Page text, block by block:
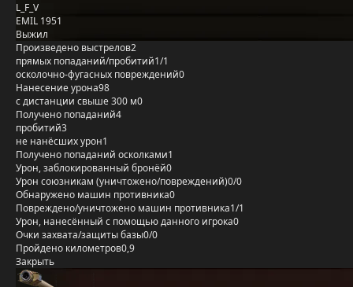
L_F_V
EMIL 1951
Выжил
Произведено выстрелов2
прямых попаданий/пробитий1/1
осколочно-фугасных повреждений0
Нанесение урона98
с дистанции свыше 300 м0
Получено попаданий4
пробитий3
не нанёсших урон1
Получено попаданий осколками1
Урон, заблокированный бронёй0
Урон союзникам (уничтожено/повреждений)0/0
Обнаружено машин противника0
Повреждено/уничтожено машин противника1/1
Урон, нанесённый с помощью данного игрока0
Очки захвата/защиты базы0/0
Пройдено километров0,9
Закрыть